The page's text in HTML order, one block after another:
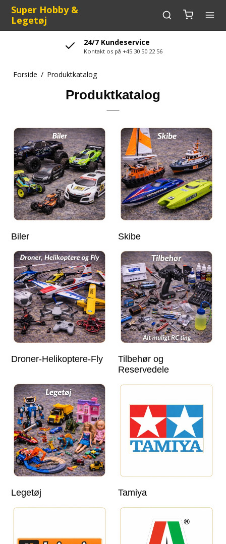
Super Hobby &
Legetøj
24/7 Kundeservice
Kontakt os på +45 30 50 22 56
Forside / Produktkatalog
Produktkatalog
Biler Skibe
Droner-Helikoptere-Fly
Tilbehør og
Reservedele
Legetøj Tamiya